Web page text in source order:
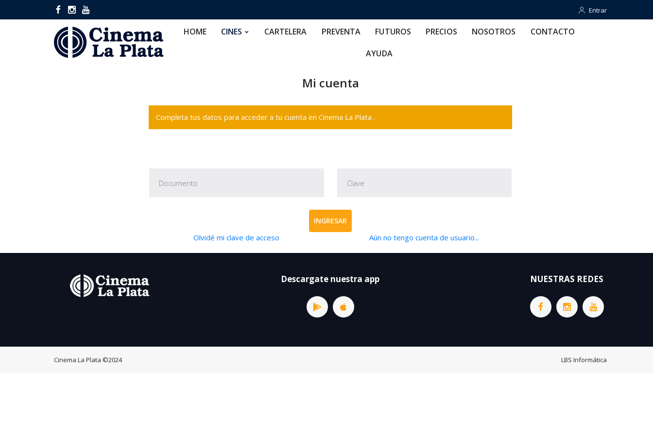
Entrar
Entrar
HOME CINES CARTELERA PREVENTA FUTUROS PRECIOS NOSOTROS CONTACTO
AYUDA
Mi cuenta
Completa tus datos para acceder a tu cuenta en Cinema La Plata .
INGRESAR
Olvidé mi clave de acceso Aún no tengo cuenta de usuario...
Descargate nuestra app NUESTRAS REDES
Cinema La Plata ©2024 LBS Informática